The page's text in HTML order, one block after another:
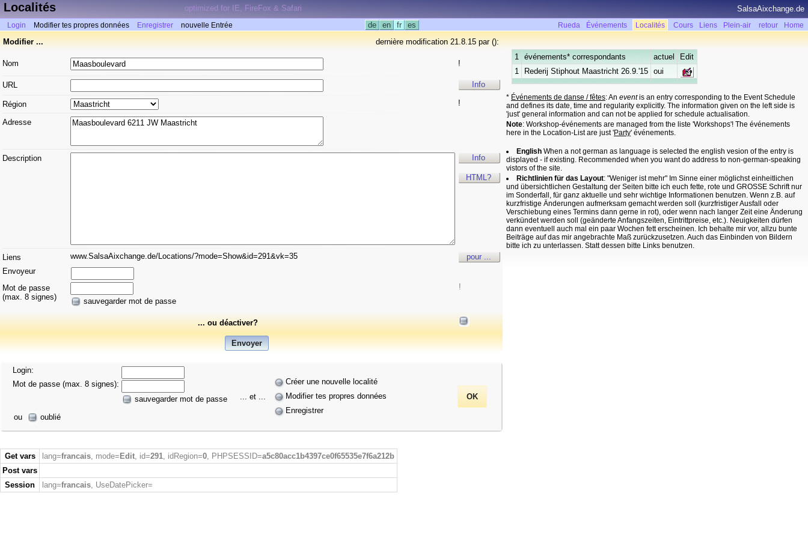
Localités optimized for IE, FireFox & Safari SalsaAixchange.de
Login Modifier tes propres données Enregistrer nouvelle Entrée de en fr es Rueda Événements Localités Cours Liens Plein-air retour Home
Modifier ... dernière modification 21.8.15 par ():
Nom !
URL Info
Région !
Adresse
Description Info
HTML?
Liens www.SalsaAixchange.de/Locations/?mode=Show&id=291&vk=35
pour ...
Envoyeur
Mot de passe
(max. 8 signes)
sauvegarder mot de passe
!
... ou déactiver?
Login:
Mot de passe (max. 8 signes):
sauvegarder mot de passe
ou
oublié
... et ...
Créer une nouvelle localité
Modifier tes propres données
Enregistrer
1 événements* correspondants actuel
Edit
1
Rederij Stiphout Maastricht 26.9.'15 oui
* Événements de danse / fêtes: An eventis an entry corresponding to the Event Schedule
and defines its date, time and regularity explicitly. The information given on the left side is
'just' general information and can not be applied for schedule actualisation.
Note: Workshop-événements are managed from the liste 'Workshops'! The événements
here in the Location-List are just 'Party' événements.
English When a not german as language is selected the english vesion of the entry is
displayed - if existing. Recommended when you want do address to non-german-speaking
vistors of the site.
Richtlinien für das Layout: "Weniger ist mehr" Im Sinne einer möglichst einheitlichen
und übersichtlichen Gestaltung der Seiten bitte ich euch fette, rote und GROSSE Schrift nur
im Sonderfall, für ganz aktuelle und sehr wichtige Informationen benutzen. Wenn z.B. auf
kurzfristige Änderungen aufmerksam gemacht werden soll (kurzfristiger Ausfall oder
Verschiebung eines Termins dann gerne in rot), oder wenn nach langer Zeit eine Änderung
verkündet werden soll (geänderte Anfangszeiten, Eintrittpreise, etc.). Neuigkeiten dürfen
dann eventuell auch mal ein paar Wochen fett erscheinen. Ich behalte mir vor, allzu bunte
Beiträge auf das mir angebrachte Maß zurückzusetzen. Auch das Einbinden von Bildern
bitte ich zu unterlassen. Statt dessen bitte Links benutzen.
Get vars lang=francais, mode= Edit, id=291, idRegion=0, PHPSESSID=a5c80acc1b4397ce0f65535e7f6a212b
Post vars
Session
lang=francais, UseDatePicker=